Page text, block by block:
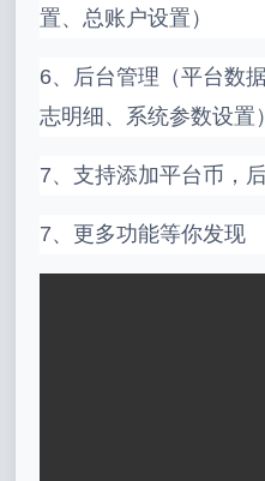
置、总账户设置）
6、后台管理（平台数
志明细、系统参数设置）
7、支持添加平台币，
7、更多功能等你发现